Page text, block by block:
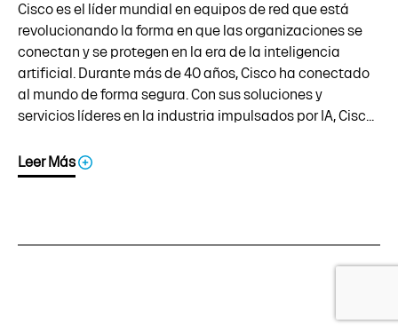
Cisco es el líder mundial en equipos de red que está
revolucionando la forma en que las organizaciones se
conectan y se protegen en la era de la inteligencia
artificial. Durante más de 40 años, Cisco ha conectado
al mundo de forma segura. Con sus soluciones y
servicios líderes en la industria impulsados por IA, Cisc...
Leer Más